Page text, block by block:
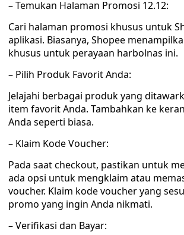
– Temukan Halaman Promosi 12.12:
Cari halaman promosi khusus untuk
aplikasi. Biasanya, Shopee
khusus untuk perayaan harbolnas ini.
– Pilih Produk Favorit Anda:
Jelajahi berbagai produk yang
item favorit Anda. Tambahkan ke
Anda seperti biasa.
– Klaim Kode Voucher:
Pada saat checkout, pastikan untuk
ada opsi untuk mengklaim atau
voucher. Klaim kode voucher yang
promo yang ingin Anda nikmati.
– Verifikasi dan Bayar: